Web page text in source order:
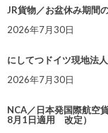
JR貨物／お盆休み期間
2026年7月30日
にしてつドイツ現地法
2026年7月30日
NCA／日本発国際航空
8月1日適用 改定）